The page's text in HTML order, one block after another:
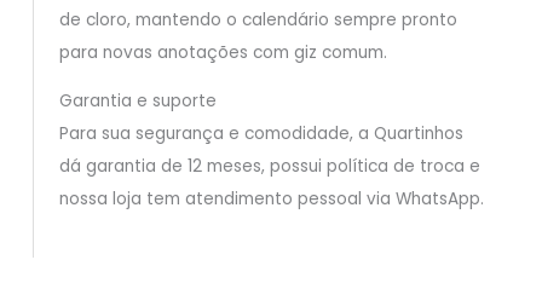
de cloro, mantendo o calendário sempre pronto
para novas anotações com giz comum.
Garantia e suporte
Para sua segurança e comodidade, a Quartinhos
dá garantia de 12 meses, possui política de troca e
nossa loja tem atendimento pessoal via WhatsApp.